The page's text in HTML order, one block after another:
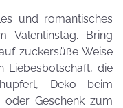
und romantisches
Valentinstag. Bring
zuckersüße Weise
Liebesbotschaft, die
Deko beim
oder Geschenk zum